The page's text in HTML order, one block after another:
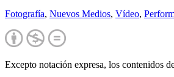
Fotografía, Nuevos Medios, Vídeo,
Excepto notación expresa, los contenidos